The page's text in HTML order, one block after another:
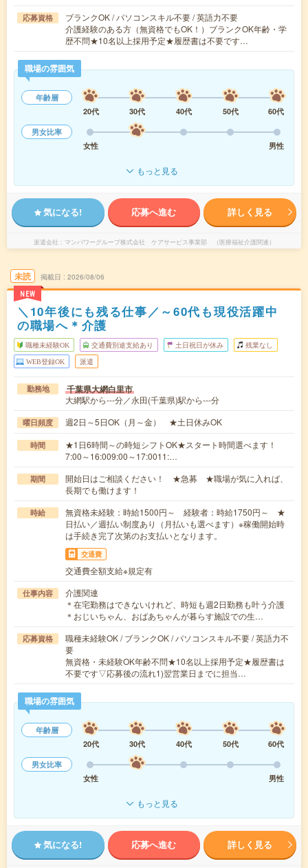
応募資格
ブランクOK / パソコンスキル不要 / 英語力不要
介護経験のある方（無資格でもOK！）ブランクOK年齢・学
歴不問★10名以上採用予定★履歴書は不要です…
職場の雰囲気
年齢層
20代
30代 40代 50代
60代
男女比率
女性
男性
もっと見る
気になる! 応募へ進む 詳しく見る
派遣会社 マンパワーグループ株式会社 ケアサービス事業部 （医療福祉介護関連）
未読
NEW
掲載日 2026/08/06
＼10年後にも残る仕事／～60代も現役活躍中
の職場へ＊介護
職種未経験OK 交通費別途支給あり 土日祝日が休み 残業なし
WEB登録OK 派遣
勤務地 千葉県大網白里市
大網駅から---分／永田(千葉県)駅から---分
曜日頻度 週2日～5日OK（月～金） ★土日休みOK
時間
★1日6時間～の時短シフトOK★スタート時間選べます！
7:00～16:009:00～17:0011:…
期間
開始日はご相談ください！ ★急募 ★職場が気に入れば、
長期でも働けます！
時給
無資格未経験：時給1500円～ 経験者：時給1750円～ ★
日払い／週払い制度あり（月払いも選べます）※稼働開始時
は手続き完了次第のお支払いとなります。
交通費
交通費全額支給※規定有
仕事内容
介護関連
＊在宅勤務はできないけれど、時短も週2日勤務も叶う介護
＊おじいちゃん、おばあちゃんが暮らす施設での生…
応募資格
職種未経験OK / ブランクOK / パソコンスキル不要 / 英語力不
要
無資格・未経験OK年齢不問★10名以上採用予定★履歴書は
不要です▽応募後の流れ1)翌営業日までに担当…
職場の雰囲気
年齢層
20代
30代 40代 50代
60代
男女比率
女性
男性
もっと見る
気になる! 応募へ進む 詳しく見る